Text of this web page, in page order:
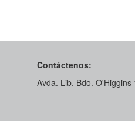
Contáctenos:
Avda. Lib. Bdo.